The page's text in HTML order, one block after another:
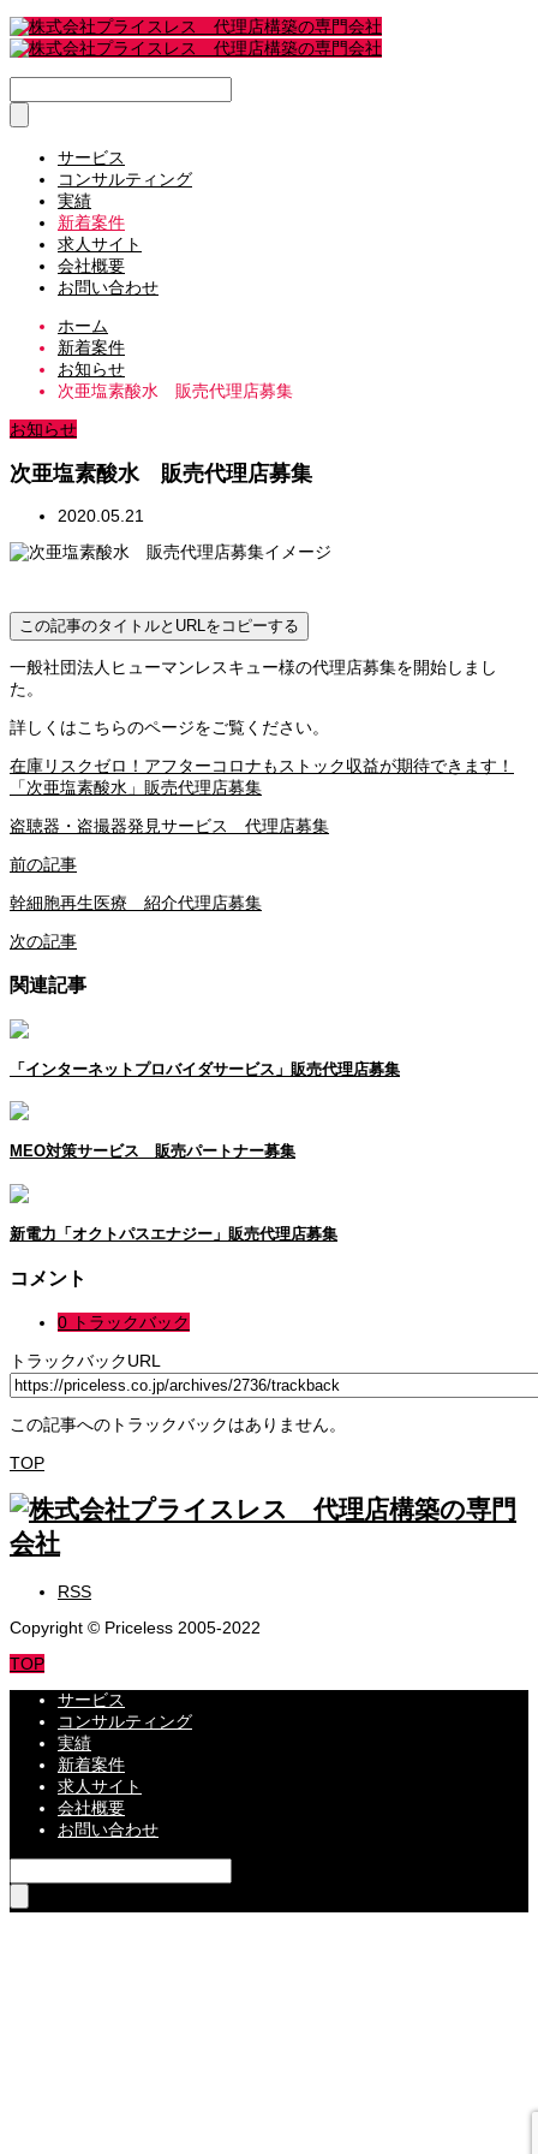
サービス
コンサルティング
実績
新着案件
求人サイト
会社概要
お問い合わせ
ホーム
新着案件
お知らせ
次亜塩素酸水 販売代理店募集
お知らせ
次亜塩素酸水 販売代理店募集
2020.05.21
この記事のタイトルとURLをコピーする
一般社団法人ヒューマンレスキュー様の代理店募集を開始しまし
た。
詳しくはこちらのページをご覧ください。
在庫リスクゼロ！アフターコロナもストック収益が期待できます！
「次亜塩素酸水」販売代理店募集
盗聴器・盗撮器発見サービス 代理店募集
前の記事
幹細胞再生医療 紹介代理店募集
次の記事
関連記事
「インターネットプロバイダサービス」販売代理店募集
MEO対策サービス 販売パートナー募集
新電力「オクトパスエナジー」販売代理店募集
コメント
0 トラックバック
トラックバックURL
この記事へのトラックバックはありません。
TOP
RSS
Copyright © Priceless 2005-2022
TOP
サービス
コンサルティング
実績
新着案件
求人サイト
会社概要
お問い合わせ